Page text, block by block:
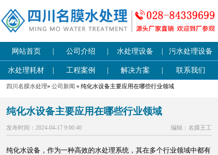
网站首页 | 公司介绍 | 水处理设备 | 污水处理设备
水处理耗材 | 工程案例 | 解决方案 | 联系我们
四川名膜水处理»公司新闻 » 纯化水设备主要应用在哪些行业领域
纯化水设备主要应用在哪些行业领域
发布时间：2024-04-17 9:00:40 编辑：名膜王工
纯化水设备，作为一种高效的水处理系统，其在多个行业领域中都有